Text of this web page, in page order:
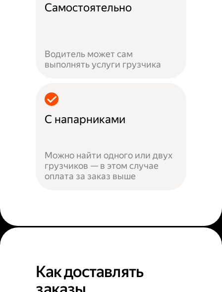
Самостоятельно
Водитель может сам
выполнять услуги грузчика
С напарниками
Можно найти одного или двух
грузчиков — в этом случае
оплата за заказ выше
Как доставлять